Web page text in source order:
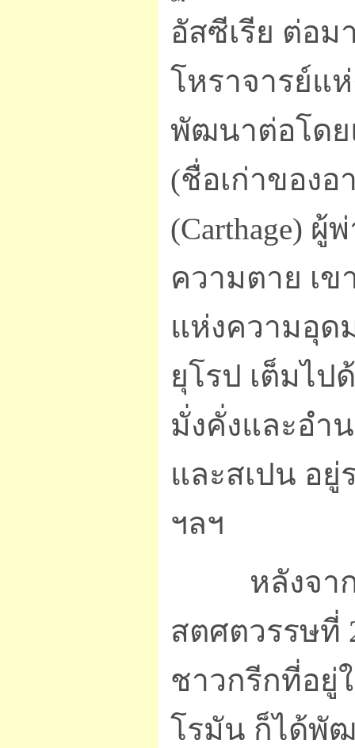
อัสซีเรีย ต่อม
โหราจารย์แ
พัฒนาต่อโดย
(ชื่อเก่าของอ
(Carthage)
ความตาย เข
แห่งความอุด
ยุโรป เต็มไ
มั่งคั่งและอำ
และสเปน อ
ฯลฯ
หลังจากม
สตศตวรรษที่
ชาวกรีกที่อยู่
โรมัน ก็ได้พั